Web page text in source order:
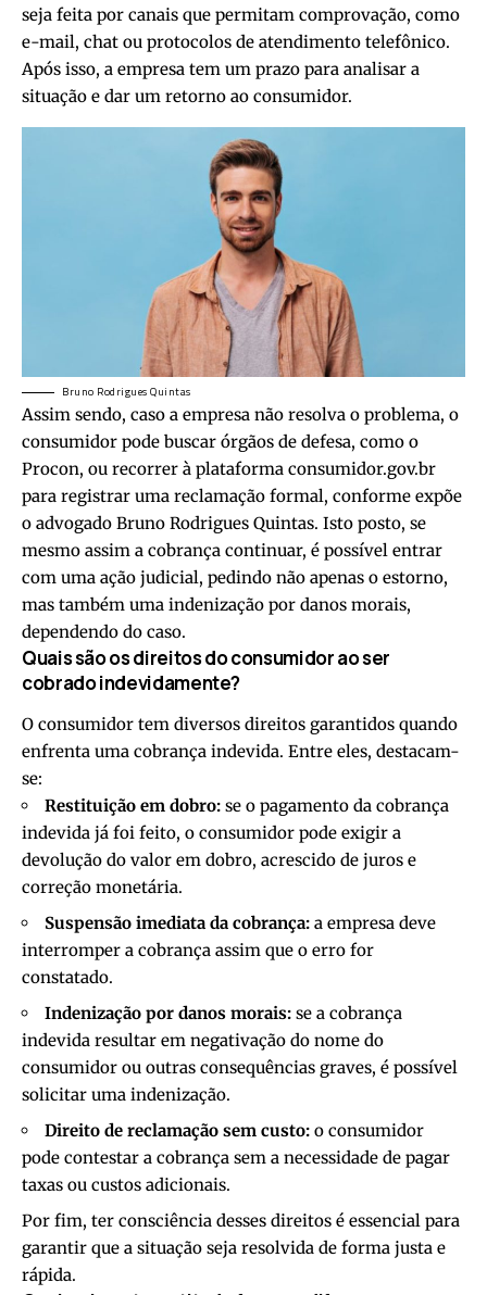
seja feita por canais que permitam comprovação, como
e-mail, chat ou protocolos de atendimento telefônico.
Após isso, a empresa tem um prazo para analisar a
situação e dar um retorno ao consumidor.
Bruno Rodrigues Quintas
Assim sendo, caso a empresa não resolva o problema, o
consumidor pode buscar órgãos de defesa, como o
Procon, ou recorrer à plataforma consumidor.gov.br
para registrar uma reclamação formal, conforme expõe
o advogado Bruno Rodrigues Quintas. Isto posto, se
mesmo assim a cobrança continuar, é possível entrar
com uma ação judicial, pedindo não apenas o estorno,
mas também uma indenização por danos morais,
dependendo do caso.
Quais são os direitos do consumidor ao ser
cobrado indevidamente?
O consumidor tem diversos direitos garantidos quando
enfrenta uma cobrança indevida. Entre eles, destacam-
se:
Restituição em dobro: se o pagamento da cobrança
indevida já foi feito, o consumidor pode exigir a
devolução do valor em dobro, acrescido de juros e
correção monetária.
Suspensão imediata da cobrança: a empresa deve
interromper a cobrança assim que o erro for
constatado.
Indenização por danos morais: se a cobrança
indevida resultar em negativação do nome do
consumidor ou outras consequências graves, é possível
solicitar uma indenização.
Direito de reclamação sem custo: o consumidor
pode contestar a cobrança sem a necessidade de pagar
taxas ou custos adicionais.
Por fim, ter consciência desses direitos é essencial para
garantir que a situação seja resolvida de forma justa e
rápida.